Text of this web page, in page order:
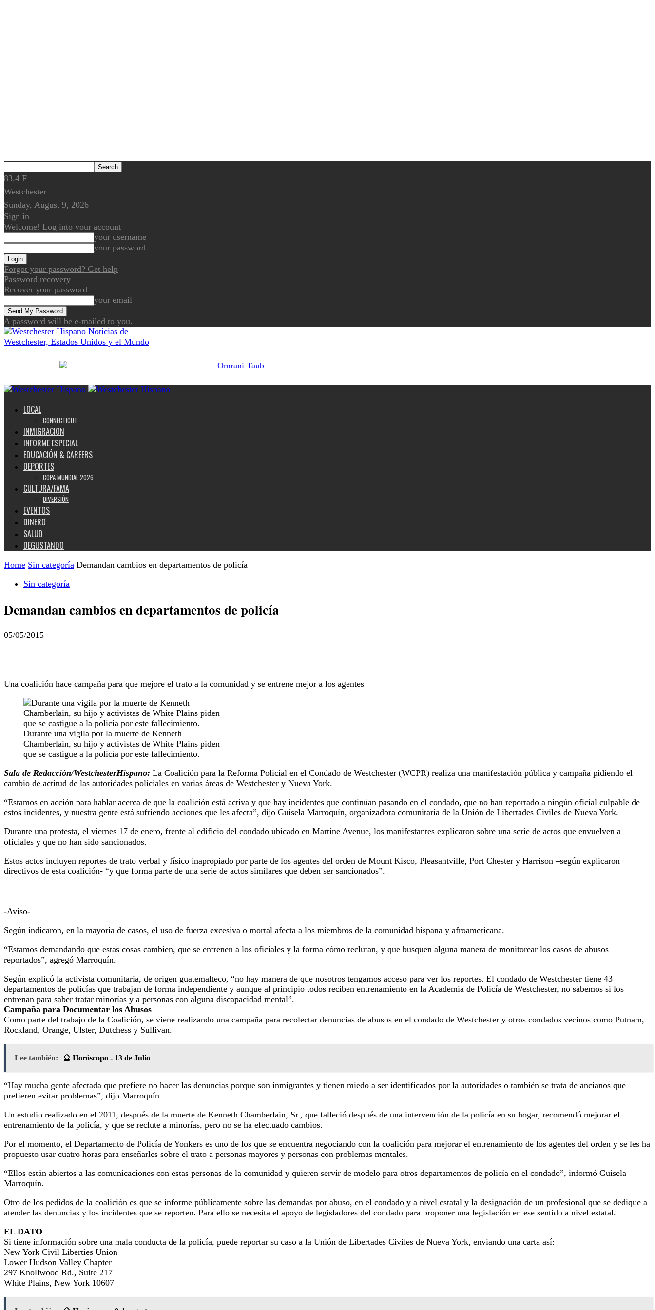
83.4 F
Westchester
Sunday, August 9, 2026
Sign in
Welcome! Log into your account
your username
your password
Forgot your password? Get help
Password recovery
Recover your password
your email
A password will be e-mailed to you.
Noticias de
Westchester, Estados Unidos y el Mundo
LOCAL
CONNECTICUT
INMIGRACIÓN
INFORME ESPECIAL
EDUCACIÓN & CAREERS
DEPORTES
COPA MUNDIAL 2026
CULTURA/FAMA
DIVERSIÓN
EVENTOS
DINERO
SALUD
DEGUSTANDO
Home Sin categoría Demandan cambios en departamentos de policía
Sin categoría
Demandan cambios en departamentos de policía
05/05/2015
Una coalición hace campaña para que mejore el trato a la comunidad y se entrene mejor a los agentes
Durante una vigila por la muerte de Kenneth
Chamberlain, su hijo y activistas de White Plains piden
que se castigue a la policía por este fallecimiento.
Sala de Redacción/WestchesterHispano: La Coalición para la Reforma Policial en el Condado de Westchester (WCPR) realiza una manifestación pública y campaña pidiendo el
cambio de actitud de las autoridades policiales en varias áreas de Westchester y Nueva York.
“Estamos en acción para hablar acerca de que la coalición está activa y que hay incidentes que continúan pasando en el condado, que no han reportado a ningún oficial culpable de
estos incidentes, y nuestra gente está sufriendo acciones que les afecta”, dijo Guisela Marroquín, organizadora comunitaria de la Unión de Libertades Civiles de Nueva York.
Durante una protesta, el viernes 17 de enero, frente al edificio del condado ubicado en Martine Avenue, los manifestantes explicaron sobre una serie de actos que envuelven a
oficiales y que no han sido sancionados.
Estos actos incluyen reportes de trato verbal y físico inapropiado por parte de los agentes del orden de Mount Kisco, Pleasantville, Port Chester y Harrison –según explicaron
directivos de esta coalición- “y que forma parte de una serie de actos similares que deben ser sancionados”.
-Aviso-
Según indicaron, en la mayoría de casos, el uso de fuerza excesiva o mortal afecta a los miembros de la comunidad hispana y afroamericana.
“Estamos demandando que estas cosas cambien, que se entrenen a los oficiales y la forma cómo reclutan, y que busquen alguna manera de monitorear los casos de abusos
reportados”, agregó Marroquín.
Según explicó la activista comunitaria, de origen guatemalteco, “no hay manera de que nosotros tengamos acceso para ver los reportes. El condado de Westchester tiene 43
departamentos de policías que trabajan de forma independiente y aunque al principio todos reciben entrenamiento en la Academia de Policía de Westchester, no sabemos si los
entrenan para saber tratar minorías y a personas con alguna discapacidad mental”.
Campaña para Documentar los Abusos
Como parte del trabajo de la Coalición, se viene realizando una campaña para recolectar denuncias de abusos en el condado de Westchester y otros condados vecinos como Putnam,
Rockland, Orange, Ulster, Dutchess y Sullivan.
Lee también: 🔮 Horóscopo - 13 de Julio
“Hay mucha gente afectada que prefiere no hacer las denuncias porque son inmigrantes y tienen miedo a ser identificados por la autoridades o también se trata de ancianos que
prefieren evitar problemas”, dijo Marroquín.
Un estudio realizado en el 2011, después de la muerte de Kenneth Chamberlain, Sr., que falleció después de una intervención de la policía en su hogar, recomendó mejorar el
entrenamiento de la policía, y que se reclute a minorías, pero no se ha efectuado cambios.
Por el momento, el Departamento de Policía de Yonkers es uno de los que se encuentra negociando con la coalición para mejorar el entrenamiento de los agentes del orden y se les ha
propuesto usar cuatro horas para enseñarles sobre el trato a personas mayores y personas con problemas mentales.
“Ellos están abiertos a las comunicaciones con estas personas de la comunidad y quieren servir de modelo para otros departamentos de policía en el condado”, informó Guisela
Marroquín.
Otro de los pedidos de la coalición es que se informe públicamente sobre las demandas por abuso, en el condado y a nivel estatal y la designación de un profesional que se dedique a
atender las denuncias y los incidentes que se reporten. Para ello se necesita el apoyo de legisladores del condado para proponer una legislación en ese sentido a nivel estatal.
EL DATO
Si tiene información sobre una mala conducta de la policía, puede reportar su caso a la Unión de Libertades Civiles de Nueva York, enviando una carta así:
New York Civil Liberties Union
Lower Hudson Valley Chapter
297 Knollwood Rd., Suite 217
White Plains, New York 10607